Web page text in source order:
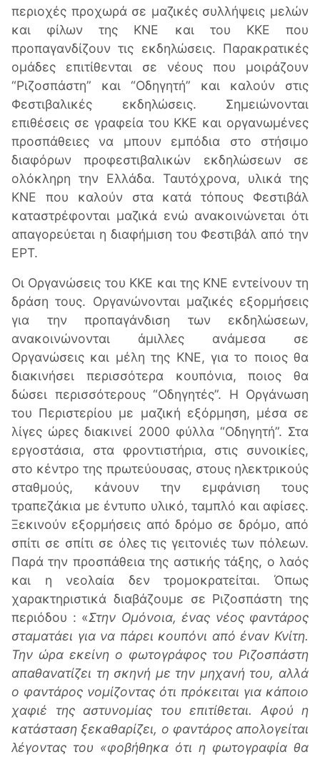
περιοχές προχωρά σε μαζικές συλλήψεις μελών
και φίλων της ΚΝΕ και του ΚΚΕ που
προπαγανδίζουν τις εκδηλώσεις. Παρακρατικές
ομάδες επιτίθενται σε νέους που μοιράζουν
“Ριζοσπάστη” και “Οδηγητή” και καλούν στις
Φεστιβαλικές εκδηλώσεις. Σημειώνονται
επιθέσεις σε γραφεία του ΚΚΕ και οργανωμένες
προσπάθειες να μπουν εμπόδια στο στήσιμο
διαφόρων προφεστιβαλικών εκδηλώσεων σε
ολόκληρη την Ελλάδα. Ταυτόχρονα, υλικά της
ΚΝΕ που καλούν στα κατά τόπους Φεστιβάλ
καταστρέφονται μαζικά ενώ ανακοινώνεται ότι
απαγορεύεται η διαφήμιση του Φεστιβάλ από την
ΕΡΤ.
Οι Oργανώσεις του ΚΚΕ και της ΚΝΕ εντείνουν τη
δράση τους. Οργανώνονται μαζικές εξορμήσεις
για την προπαγάνδιση των εκδηλώσεων,
ανακοινώνονται άμιλλες ανάμεσα σε
Oργανώσεις και μέλη της ΚΝΕ, για το ποιος θα
διακινήσει περισσότερα κουπόνια, ποιος θα
δώσει περισσότερους “Οδηγητές”. Η Oργάνωση
του Περιστερίου με μαζική εξόρμηση, μέσα σε
λίγες ώρες διακινεί 2000 φύλλα “Οδηγητή”. Στα
εργοστάσια, στα φροντιστήρια, στις συνοικίες,
στο κέντρο της πρωτεύουσας, στους ηλεκτρικούς
σταθμούς, κάνουν την εμφάνιση τους
τραπεζάκια με έντυπο υλικό, ταμπλό και αφίσες.
Ξεκινούν εξορμήσεις από δρόμο σε δρόμο, από
σπίτι σε σπίτι σε όλες τις γειτονιές των πόλεων.
Παρά την προσπάθεια της αστικής τάξης, ο λαός
και η νεολαία δεν τρομοκρατείται. Όπως
χαρακτηριστικά διαβάζουμε σε Ριζοσπάστη της
περιόδου : «Στην Ομόνοια, ένας νέος φαντάρος
σταματάει για να πάρει κουπόνι από έναν Κνίτη.
Την ώρα εκείνη ο φωτογράφος του Ριζοσπάστη
απαθανατίζει τη σκηνή με την μηχανή του, αλλά
ο φαντάρος νομίζοντας ότι πρόκειται για κάποιο
χαφιέ της αστυνομίας του επιτίθεται. Αφού η
κατάσταση ξεκαθαρίζει, ο φαντάρος απολογείται
λέγοντας του «φοβήθηκα ότι η φωτογραφία θα